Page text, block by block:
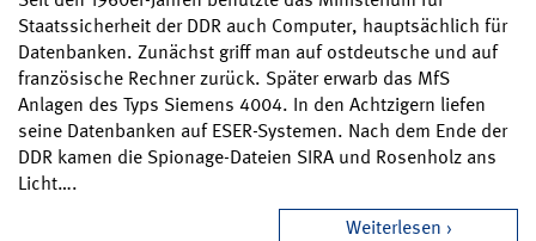
Staatssicherheit der DDR auch Computer, hauptsächlich für
Datenbanken. Zunächst griff man auf ostdeutsche und auf
französische Rechner zurück. Später erwarb das MfS
Anlagen des Typs Siemens 4004. In den Achtzigern liefen
seine Datenbanken auf ESER-Systemen. Nach dem Ende der
DDR kamen die Spionage-Dateien SIRA und Rosenholz ans
Licht….
Weiterlesen